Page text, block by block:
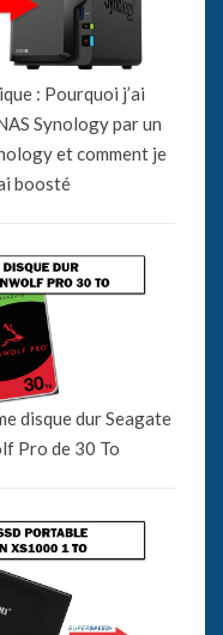
: Pourquoi j’ai
Synology par un
et comment je
boosté
disque dur Seagate
Pro de 30 To